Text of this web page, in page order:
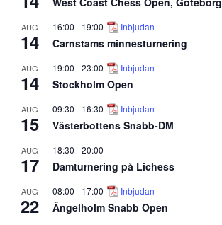
AUG
14
16:00 - 19:00 Inbjudan
Carnstams minnesturnering
AUG
14
19:00 -23:00 Inbjudan
Stockholm Open
AUG
15
09:30 - 16:30 Inbjudan
Västerbottens Snabb-DM
AUG
17
18:30 -20:00
Damturnering på Lichess
AUG
22
08:00 - 17:00 Inbjudan
Ängelholm Snabb Open